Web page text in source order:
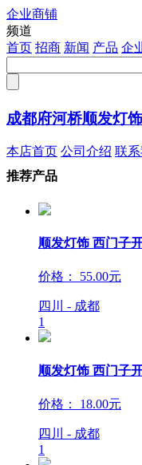
企业商铺
频道
首页 招商 新闻 产品 企
成都府河桥顺发灯饰
本店首页 公司介绍 联
推荐产品
顺发灯饰 西门子
价格： 55.00元
四川 - 成都
1
顺发灯饰 西门子
价格： 18.00元
四川 - 成都
1